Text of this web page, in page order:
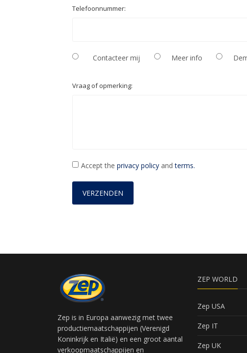
Telefoonnummer:
Contacteer mij Meer info
Vraag of opmerking:
Accept the privacy policyandterms.
Zep is in Europa aanwezig met twee
productiemaatschappijen (Verenigd
Koninkrijk en Italië) en een groot aantal
verkoopmaatschappijen en
ZEP WORLD
Zep USA
Zep IT
Zep UK